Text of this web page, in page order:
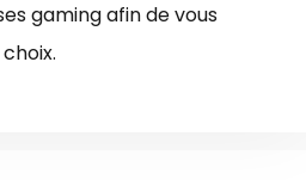
gaming afin de vous